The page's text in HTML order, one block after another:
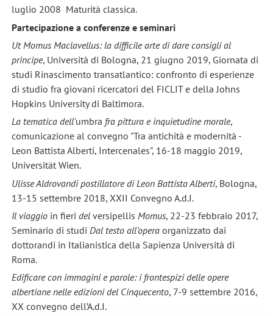
luglio 2008 Maturità classica.
Partecipazione a conferenze e seminari
Ut Momus Maclavellus: la difficile arte di dare consigli al
principe, Università di Bologna, 21 giugno 2019, Giornata di
studi Rinascimento transatlantico: confronto di esperienze
di studio fra giovani ricercatori del FICLIT e della Johns
Hopkins University di Baltimora.
La tematica dell'umbra fra pittura e inquietudine morale,
comunicazione al convegno "Tra antichità e modernità -
Leon Battista Alberti, Intercenales", 16-18 maggio 2019,
Universität Wien.
Ulisse Aldrovandi postillatore di Leon Battista Alberti, Bologna,
13-15 settembre 2018, XXII Convegno A.d.I.
Il viaggioin fieri delversipellis Momus, 22-23 febbraio 2017,
Seminario di studi Dal testo all’operaorganizzato dai
dottorandi in Italianistica della Sapienza Università di
Roma.
Edificare con immagini e parole: i frontespizi delle opere
albertiane nelle edizioni del Cinquecento, 7-9 settembre 2016,
XX convegno dell’A.d.I.